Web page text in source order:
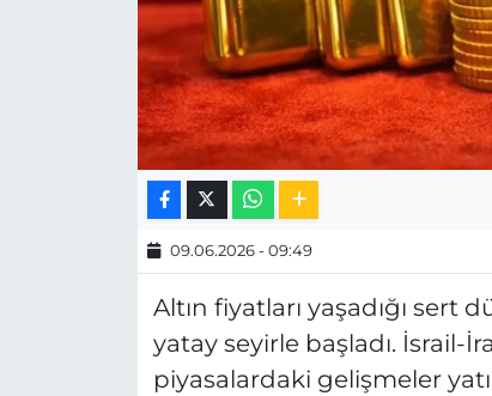
09.06.2026 - 09:49
Altın fiyatları yaşadığı sert
yatay seyirle başladı. İsrail-
piyasalardaki gelişmeler